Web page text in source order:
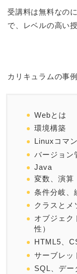
受講料は無料なの
で、レベルの高い
カリキュラムの事
Webとは
環境構築
Linuxコマ
バージョン
Java
変数、演算
条件分岐、
クラスとメ
オブジェク
性）
HTML5、
サーブレッ
SQL、デ